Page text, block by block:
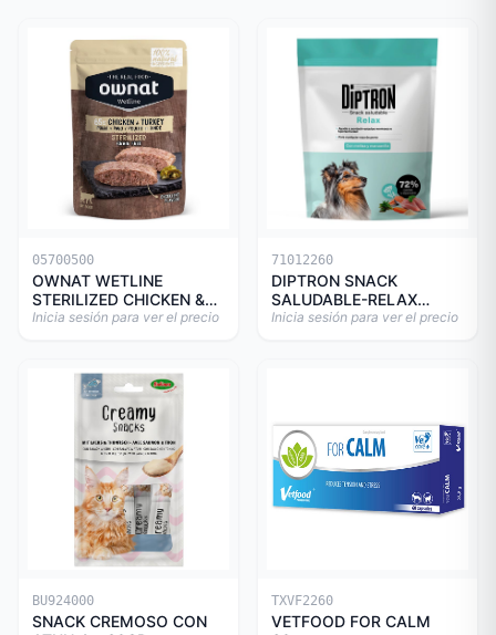
05700500
OWNAT WETLINE
STERILIZED CHICKEN &
TURKEY CAT 85gr
Inicia sesión para ver el precio
71012260
DIPTRON SNACK
SALUDABLE-RELAX
150GR
Inicia sesión para ver el precio
BU924000
SNACK CREMOSO CON
TXVF2260
VETFOOD FOR CALM